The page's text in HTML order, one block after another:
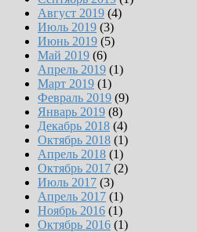
Август 2019 (4)
Июль 2019 (3)
Июнь 2019 (5)
Май 2019 (6)
Апрель 2019 (1)
Март 2019 (1)
Февраль 2019 (9)
Январь 2019 (8)
Декабрь 2018 (4)
Октябрь 2018 (1)
Апрель 2018 (1)
Октябрь 2017 (2)
Июль 2017 (3)
Апрель 2017 (1)
Ноябрь 2016 (1)
Октябрь 2016 (1)